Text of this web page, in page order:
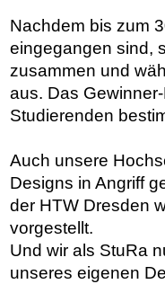
Nachdem bis zum
eingegangen sind,
zusammen und
aus. Das
Studierenden
Auch unsere
Designs in Angriff
der HTW Dresden
vorgestellt.
Und wir als StuRa
unseres eigenen